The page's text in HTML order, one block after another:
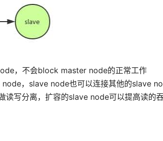
，不会block master node的正常工作
，slave node也可以连接其他的slave
读写分离，扩容的slave node可以提高读的